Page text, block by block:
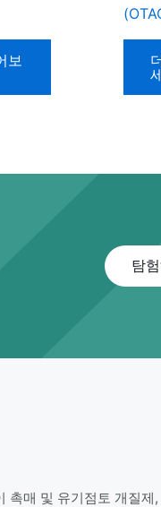
보
탐
매 및 유기점토 개질